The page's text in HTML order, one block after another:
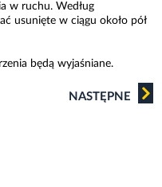
w ruchu. Według
usunięte w ciągu około pół
będą wyjaśniane.
NASTĘPNE